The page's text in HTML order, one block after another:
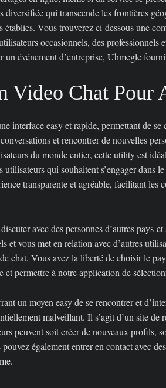
qui transcende les frontières
Vous trouverez ci-dessous une
occasionnels, des
événement d’entreprise, Uhmegle
Video Chat Pour
easy et rapide, permettant de se
et rencontrer de nouvelles
du monde entier, cette utility est
qui souhaitent s’engager dans
transparente et agréable, facilitant les
avec des personnes d’autres pays
vous met en relation avec d’autres
chat. Vous avez la liberté de choisir le
permettre à notre application de
un moyen easy de se rencontrer et
malveillant. Il s’agit d’un site
peuvent soit créer de nouveaux profils,
également entrer en contact avec